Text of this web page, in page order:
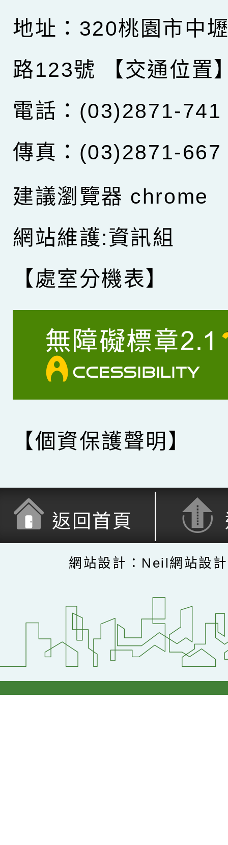
地址：320桃園市中
路123號
【交通位置
電話：(03)2871-741
傳真：(03)2871-667
建議瀏覽器 chrome
網站維護:資訊組
【處室分機表】
【個資保護聲明】
返回首頁
網站設計：Neil網站設